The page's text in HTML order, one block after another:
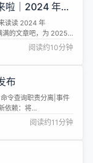
啦｜2024 年
读的文章们
读读 2024 年
的文章吧，为 2025
先祝大家蛇年暴
领取方式一：
。本文留言你对
我们努力实现！‍‍‍‍ 领取
阅读约10分钟
布
令查询职责分离|事件
依赖：将
更新依赖：将
阅读约11分钟